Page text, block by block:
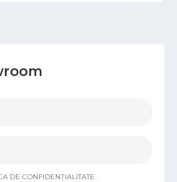
DE CONFIDENȚIALITATE